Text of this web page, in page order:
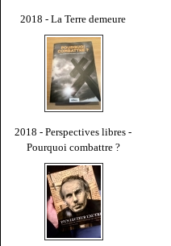
2018 - La Terre demeure
2018 - Perspectives libres -
Pourquoi combattre ?